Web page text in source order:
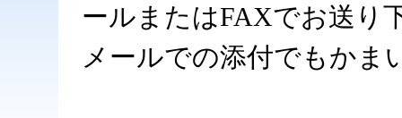
ールまたはFAXでお送り
メールでの添付でもかま